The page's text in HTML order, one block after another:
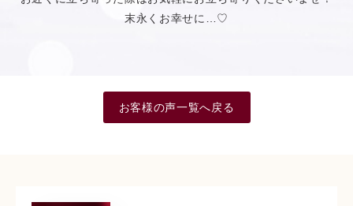
末永くお幸せに…♡
お客様の声一覧へ戻る